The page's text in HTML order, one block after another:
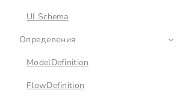
UI Schema
Определения
ModelDefinition
FlowDefinition